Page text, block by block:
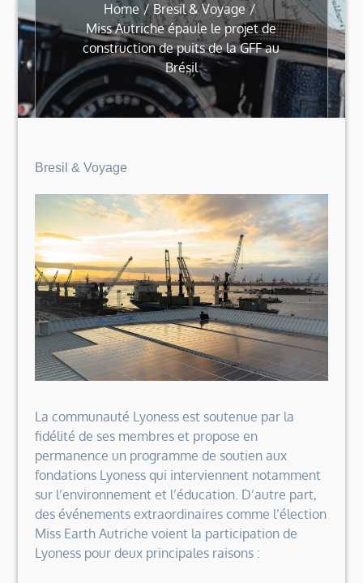
Home
Bresil & Voyage
Miss Autriche épaule le projet de
construction de puits de la GFF au
Brésil
Bresil & Voyage
La communauté Lyoness est soutenue par la
fidélité de ses membres et propose en
permanence un programme de soutien aux
fondations Lyoness qui interviennent notamment
sur l’environnement et l’éducation. D’autre part,
des événements extraordinaires comme l’élection
Miss Earth Autriche voient la participation de
Lyoness pour deux principales raisons :